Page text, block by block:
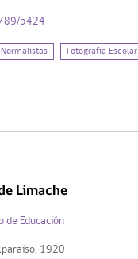
5424
Normalistas Fotografía Escolar
Limache
Educación
1920